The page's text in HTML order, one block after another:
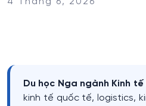
Du học Nga ngành Kinh tế
kinh tế quốc tế, logistics,